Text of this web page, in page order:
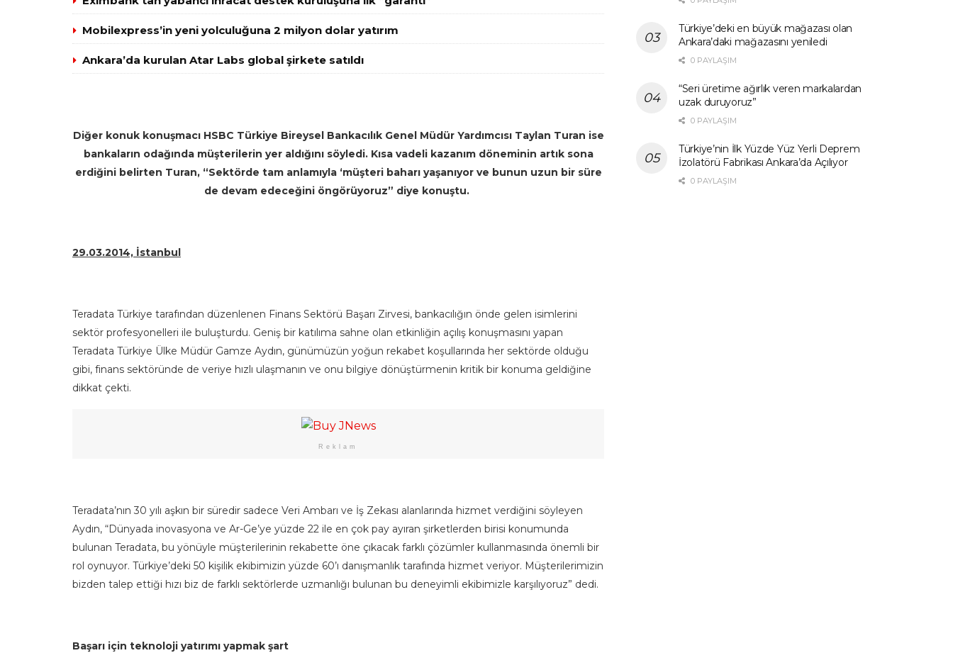
Mobilexpress’in yeni yolculuğuna 2 milyon dolar yatırım
Ankara’da kurulan Atar Labs global şirkete satıldı
Diğer konuk konuşmacı HSBC Türkiye Bireysel Bankacılık Genel Müdür Yardımcısı Taylan Turan ise
bankaların odağında müşterilerin yer aldığını söyledi. Kısa vadeli kazanım döneminin artık sona
erdiğini belirten Turan, “Sektörde tam anlamıyla ‘müşteri baharı yaşanıyor ve bunun uzun bir süre
de devam edeceğini öngörüyoruz” diye konuştu.
29.03.2014, İstanbul
Teradata Türkiye tarafından düzenlenen Finans Sektörü Başarı Zirvesi, bankacılığın önde gelen isimlerini
sektör profesyonelleri ile buluşturdu. Geniş bir katılıma sahne olan etkinliğin açılış konuşmasını yapan
Teradata Türkiye Ülke Müdür Gamze Aydın, günümüzün yoğun rekabet koşullarında her sektörde olduğu
gibi, finans sektöründe de veriye hızlı ulaşmanın ve onu bilgiye dönüştürmenin kritik bir konuma geldiğine
dikkat çekti.
Reklam
Teradata’nın 30 yılı aşkın bir süredir sadece Veri Ambarı ve İş Zekası alanlarında hizmet verdiğini söyleyen
Aydın, “Dünyada inovasyona ve Ar-Ge’ye yüzde 22 ile en çok pay ayıran şirketlerden birisi konumunda
bulunan Teradata, bu yönüyle müşterilerinin rekabette öne çıkacak farklı çözümler kullanmasında önemli bir
rol oynuyor. Türkiye’deki 50 kişilik ekibimizin yüzde 60’ı danışmanlık tarafında hizmet veriyor. Müşterilerimizin
bizden talep ettiği hızı biz de farklı sektörlerde uzmanlığı bulunan bu deneyimli ekibimizle karşılıyoruz” dedi.
Başarı için teknoloji yatırımı yapmak şart
Türkiye’deki en büyük mağazası olan
Ankara’daki mağazasını yeniledi
0 PAYLAŞIM
“Seri üretime ağırlık veren markalardan
uzak duruyoruz”
0 PAYLAŞIM
Türkiye’nin İlk Yüzde Yüz Yerli Deprem
İzolatörü Fabrikası Ankara’da Açılıyor
0 PAYLAŞIM